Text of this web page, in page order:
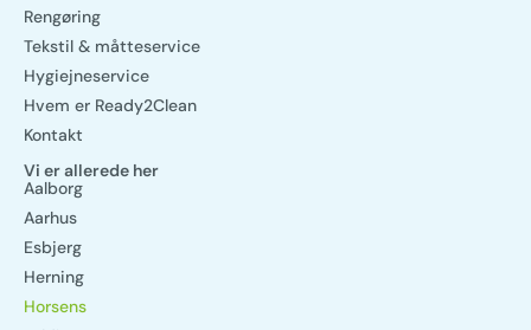
Rengøring
Tekstil & måtteservice
Hygiejneservice
Hvem er Ready2Clean
Kontakt
Vi er allerede her
Aalborg
Aarhus
Esbjerg
Herning
Horsens